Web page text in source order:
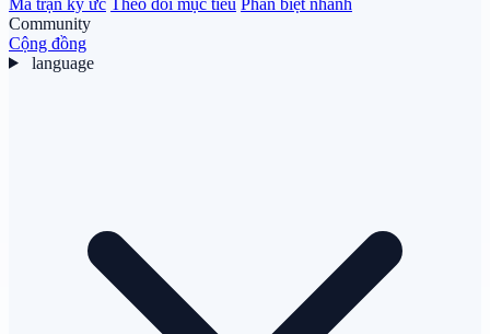
Community
Cộng đồng
language